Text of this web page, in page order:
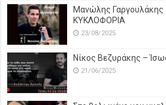
Μανώλης Γαργουλάκης
ΚΥΚΛΟΦΟΡΙΑ
23/08/2025
Νίκος Βεζυράκης –
21/06/2025